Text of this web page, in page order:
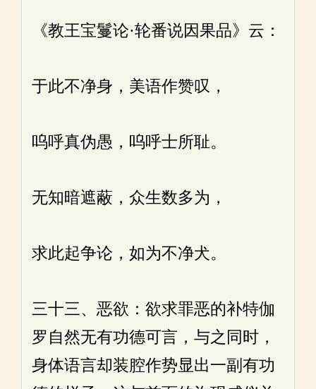
《教王宝鬘论·轮番说因果品》云：
于此不净身，美语作赞叹，
呜呼真伪愚，呜呼士所耻。
无知暗遮蔽，众生数多为，
求此起争论，如为不净犬。
三十三、恶欲：欲求罪恶的补特伽
罗自然无有功德可言，与之同时，
身体语言却装腔作势显出一副有功